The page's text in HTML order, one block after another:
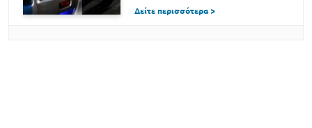
Δείτε περισσότερα >